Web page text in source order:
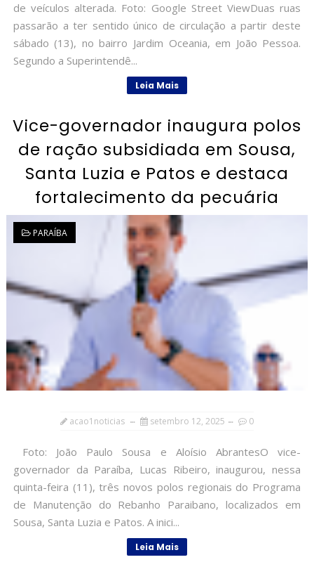
de veículos alterada. Foto: Google Street ViewDuas ruas
passarão a ter sentido único de circulação a partir deste
sábado (13), no bairro Jardim Oceania, em João Pessoa.
Segundo a Superintendê...
Leia Mais
Vice-governador inaugura polos
de ração subsidiada em Sousa,
Santa Luzia e Patos e destaca
fortalecimento da pecuária
PARAÍBA
acao1noticias setembro 12, 2025 0
Foto: João Paulo Sousa e Aloísio AbrantesO vice-
governador da Paraíba, Lucas Ribeiro, inaugurou, nessa
quinta-feira (11), três novos polos regionais do Programa
de Manutenção do Rebanho Paraibano, localizados em
Sousa, Santa Luzia e Patos. A inici...
Leia Mais